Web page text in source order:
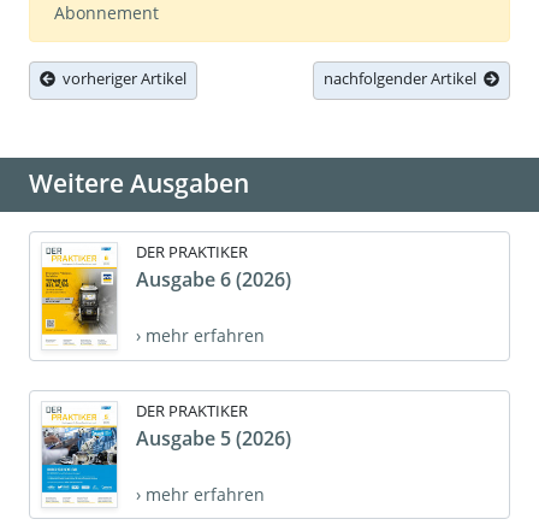
Abonnement
vorheriger Artikel nachfolgender Artikel
Weitere Ausgaben
DER PRAKTIKER
Ausgabe 6 (2026)
› mehr erfahren
DER PRAKTIKER
Ausgabe 5 (2026)
› mehr erfahren